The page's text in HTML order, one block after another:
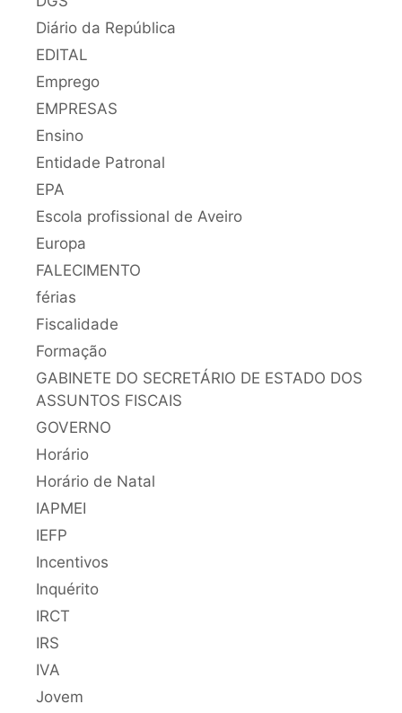
Diário da República
EDITAL
Emprego
EMPRESAS
Ensino
Entidade Patronal
EPA
Escola profissional de Aveiro
Europa
FALECIMENTO
férias
Fiscalidade
Formação
GABINETE DO SECRETÁRIO DE ESTADO DOS
ASSUNTOS FISCAIS
GOVERNO
Horário
Horário de Natal
IAPMEI
IEFP
Incentivos
Inquérito
IRCT
IRS
IVA
Jovem